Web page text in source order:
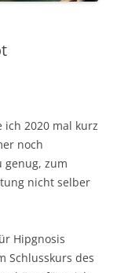
ich 2020 mal kurz
noch
genug, zum
nicht selber
Hipgnosis
Schlusskurs des